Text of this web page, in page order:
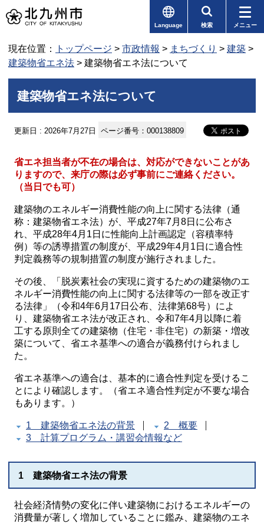
Language 検索 メニュー
現在位置： トップページ > 市政情報 > まちづくり > 建築 >
建築物省エネ法 > 建築物省エネ法について
建築物省エネ法について
更新日 : 2026年7月27日 ページ番号：000138809
省エネ担当者が不在の場合は、対応ができないことがあ
りますので、来庁の際は必ず事前にご連絡ください。
（当日でも可）
建築物のエネルギー消費性能の向上に関する法律（通
称：建築物省エネ法）が、平成27年7月8日に公布さ
れ、平成28年4月1日に性能向上計画認定（容積率特
例）等の誘導措置の制度が、平成29年4月1日に適合性
判定義務等の規制措置の制度が施行されました。
その後、「脱炭素社会の実現に資するための建築物のエ
ネルギー消費性能の向上に関する法律等の一部を改正す
る法律」（令和4年6月17日公布、法律第68号）によ
り、建築物省エネ法が改正され、令和7年4月以降に着
工する原則全ての建築物（住宅・非住宅）の新築・増改
築について、省エネ基準への適合が義務付けられまし
た。
省エネ基準への適合は、基本的に適合性判定を受けるこ
とにより確認します。（省エネ適合性判定が不要な場合
もあります。）
1 建築物省エネ法の背景
2 概要
3 計算プログラム・講習会情報など
1 建築物省エネ法の背景
社会経済情勢の変化に伴い建築物におけるエネルギーの
消費量が著しく増加していることに鑑み、建築物のエネ